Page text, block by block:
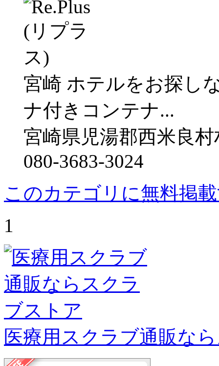
宮崎 ホテルをお探し
ナ付きコンテナ...
宮崎県児湯郡西米良
080-3683-3024
このカテゴリに無料掲
1
医療用スクラブ通販な